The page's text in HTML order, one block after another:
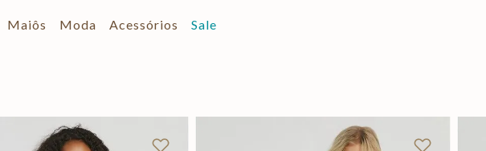
Maiôs Moda Acessórios Sale